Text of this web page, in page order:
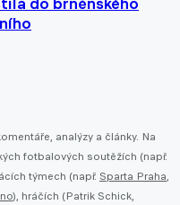
analýzy a články. Na
fotbalových soutěžích (např.
týmech (např. Sparta Praha,
), hráčích (Patrik Schick,